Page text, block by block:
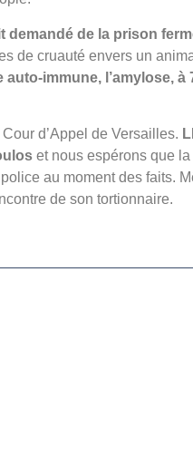
demandé de la prison
de cruauté envers un
immune, l’amylose, à
d’Appel de Versailles.
et nous espérons que
au moment des faits.
de son tortionnaire.